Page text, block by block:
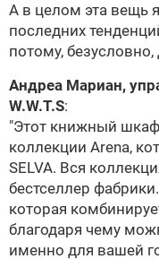
А в целом эта вещь
последних
потому, безусловно,
Андреа Мариан,
W.W.T.S:
"Этот книжный шкаф
коллекции Arena,
SELVA. Вся
бестселлер
которая
благодаря чему
именно для вашей